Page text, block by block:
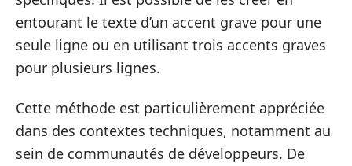
entourant le texte d’un accent grave pour une
seule ligne ou en utilisant trois accents graves
pour plusieurs lignes.
Cette méthode est particulièrement appréciée
dans des contextes techniques, notamment au
sein de communautés de développeurs. De